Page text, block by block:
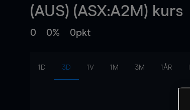
(AUS) (ASX:A2M) kurs
0 0% 0pkt
1D 3D 1V 1M 3M 1ÅR